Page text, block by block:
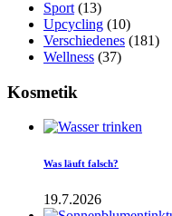
Sport (13)
Upcycling (10)
Verschiedenes (181)
Wellness (37)
Kosmetik
Was läuft falsch?
19.7.2026